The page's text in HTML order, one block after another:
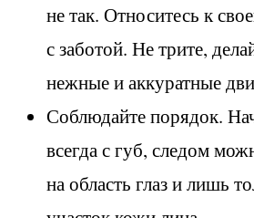
не так. Относитесь к
с заботой. Не трите,
нежные и аккуратные
Соблюдайте порядок.
всегда с губ, следом
на область глаз и лишь